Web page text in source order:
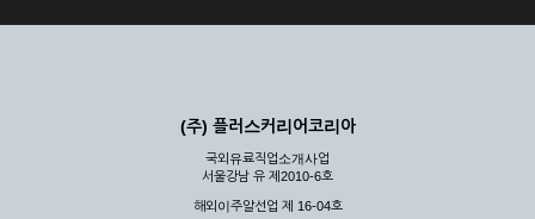
(주) 플러스커리어코리아
국외유료직업소개사업
서울강남 유 제2010-6호
해외이주알선업 제 16-04호